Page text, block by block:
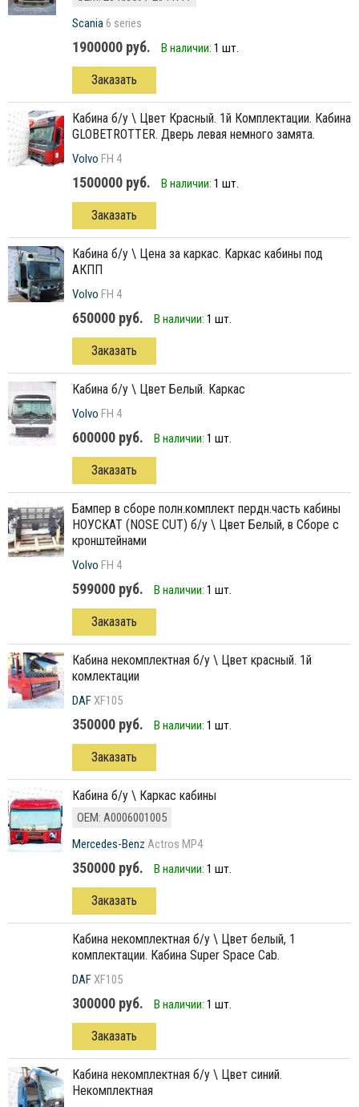
Scania6 series
1900000 руб. В наличии: 1 шт.
Заказать
кабина б/у \ Цвет Красный. 1й Комплектации. Кабина
GLOBETROTTER. Дверь левая немного замята.
Volvo FH 4
1500000 руб. В наличии: 1 шт.
Заказать
кабина б/у \ Цена за каркас. Каркас кабины под
АКПП
Volvo FH 4
650000 руб. В наличии: 1 шт.
Заказать
кабина б/у \ Цвет Белый. Каркас
Volvo FH 4
600000 руб. В наличии: 1 шт.
Заказать
бампер в сборе полн.комплект пердн.часть кабины
НОУСКАТ (NOSE CUT) б/у \ Цвет Белый, в Сборе с
кронштейнами
Volvo FH 4
599000 руб. В наличии: 1 шт.
Заказать
кабина некомплектная б/у \ Цвет красный. 1й
комлектации
DAFXF105
350000 руб. В наличии: 1 шт.
Заказать
кабина б/у \ Каркас кабины
ОЕМ: A0006001005
Mercedes-Benz Actros MP4
350000 руб. В наличии: 1 шт.
Заказать
кабина некомплектная б/у \ Цвет белый, 1
комплектации. Кабина Super Space Cab.
DAFXF105
300000 руб. В наличии: 1 шт.
Заказать
кабина некомплектная б/у \ Цвет синий.
Некомплектная